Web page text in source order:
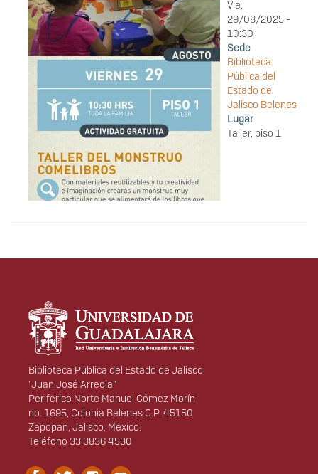
Vie,
29/08/2025 -
10:30
Sede
Biblioteca
Pública del
Estado de
Jalisco Belenes
Lugar
Taller, piso 1
Información del
portal
Biblioteca Pública del Estado de Jalisco
"Juan José Arreola"
Periférico Norte Manuel Gómez Morín
no. 1695, Colonia Belenes C.P. 45150
Zapopan, Jalisco, México.
Teléfono 33 3836 4530